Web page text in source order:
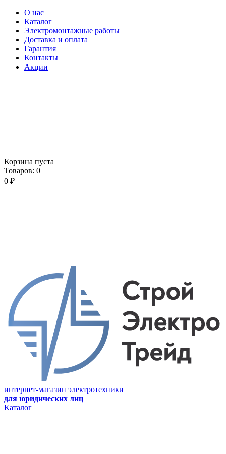
О нас
Каталог
Электромонтажные работы
Доставка и оплата
Гарантия
Контакты
Акции
Корзина пуста
Товаров: 0
0 ₽
интернет-магазин электротехники
для юридических лиц
Каталог